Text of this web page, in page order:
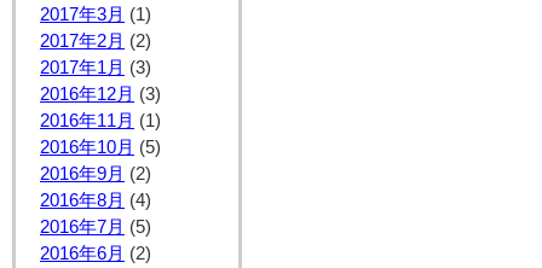
2017年3月 (1)
2017年2月 (2)
2017年1月 (3)
2016年12月 (3)
2016年11月 (1)
2016年10月 (5)
2016年9月 (2)
2016年8月 (4)
2016年7月 (5)
2016年6月 (2)